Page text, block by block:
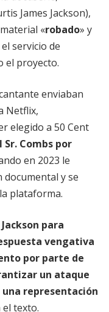
James Jackson),
«robado» y
servicio de
el proyecto.
enviaban
Netflix,
elegido a 50 Cent
Combs por
en 2023 le
y se
plataforma.
para
vengativa
por parte de
un ataque
representación
el texto.